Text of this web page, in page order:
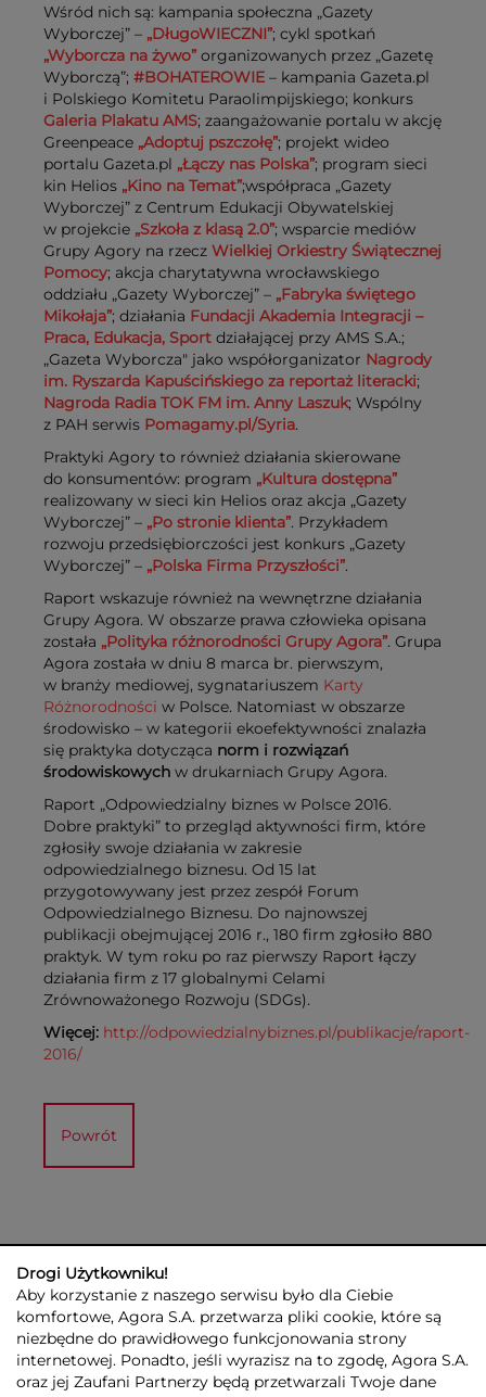
Wśród nich są: kampania społeczna „Gazety
Wyborczej” – „DługoWIECZNI”; cykl spotkań
„Wyborcza na żywo” organizowanych przez „Gazetę
Wyborczą”; #BOHATEROWIE – kampania Gazeta.pl
i Polskiego Komitetu Paraolimpijskiego; konkurs
Galeria Plakatu AMS; zaangażowanie portalu w akcję
Greenpeace „Adoptuj pszczołę”; projekt wideo
portalu Gazeta.pl „Łączy nas Polska”; program sieci
kin Helios „Kino na Temat”;współpraca „Gazety
Wyborczej” z Centrum Edukacji Obywatelskiej
w projekcie „Szkoła z klasą 2.0”; wsparcie mediów
Grupy Agory na rzecz Wielkiej Orkiestry Świątecznej
Pomocy; akcja charytatywna wrocławskiego
oddziału „Gazety Wyborczej” – „Fabryka świętego
Mikołaja”; działania Fundacji Akademia Integracji –
Praca, Edukacja, Sport działającej przy AMS S.A.;
„Gazeta Wyborcza" jako współorganizator Nagrody
im. Ryszarda Kapuścińskiego za reportaż literacki;
Nagroda Radia TOK FM im. Anny Laszuk; Wspólny
z PAH serwis Pomagamy.pl/Syria.
Praktyki Agory to również działania skierowane
do konsumentów: program „Kultura dostępna”
realizowany w sieci kin Helios oraz akcja „Gazety
Wyborczej” – „Po stronie klienta”. Przykładem
rozwoju przedsiębiorczości jest konkurs „Gazety
Wyborczej” – „Polska Firma Przyszłości”.
Raport wskazuje również na wewnętrzne działania
Grupy Agora. W obszarze prawa człowieka opisana
została „Polityka różnorodności Grupy Agora”. Grupa
Agora została w dniu 8 marca br. pierwszym,
w branży mediowej, sygnatariuszem Karty
Różnorodności w Polsce. Natomiast w obszarze
środowisko – w kategorii ekoefektywności znalazła
się praktyka dotycząca norm i rozwiązań
środowiskowych w drukarniach Grupy Agora.
Raport „Odpowiedzialny biznes w Polsce 2016.
Dobre praktyki” to przegląd aktywności firm, które
zgłosiły swoje działania w zakresie
odpowiedzialnego biznesu. Od 15 lat
przygotowywany jest przez zespół Forum
Odpowiedzialnego Biznesu. Do najnowszej
publikacji obejmującej 2016 r., 180 firm zgłosiło 880
praktyk. W tym roku po raz pierwszy Raport łączy
działania firm z 17 globalnymi Celami
Zrównoważonego Rozwoju (SDGs).
Więcej: http://odpowiedzialnybiznes.pl/publikacje/raport-
2016/
Powrót
GRUPA AGORA DLA INWESTORÓW DLA MEDIÓW
REKLAMA
ESG
KONTAKT
Drogi Użytkowniku!
Aby korzystanie z naszego serwisu było dla Ciebie
komfortowe, Agora S.A. przetwarza pliki cookie, które są
niezbędne do prawidłowego funkcjonowania strony
internetowej. Ponadto, jeśli wyrazisz na to zgodę, Agora S.A.
oraz jej Zaufani Partnerzy będą przetwarzali Twoje dane